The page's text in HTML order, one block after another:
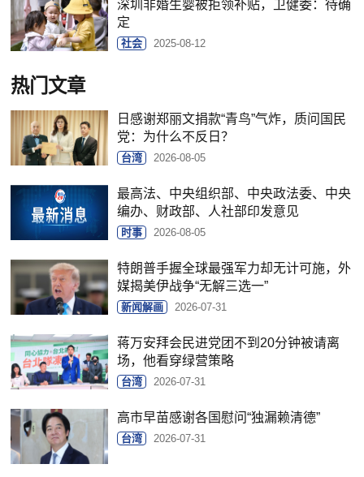
深圳非婚生婴被拒领补贴，卫健委：待确
定
社会 2025-08-12
热门文章
日感谢郑丽文捐款“青鸟”气炸，质问国民
党：为什么不反日？
台湾 2026-08-05
最高法、中央组织部、中央政法委、中央
编办、财政部、人社部印发意见
时事 2026-08-05
特朗普手握全球最强军力却无计可施，外
媒揭美伊战争“无解三选一”
新闻解画 2026-07-31
蒋万安拜会民进党团不到20分钟被请离
场，他看穿绿营策略
台湾 2026-07-31
高市早苗感谢各国慰问“独漏赖清德”
台湾 2026-07-31